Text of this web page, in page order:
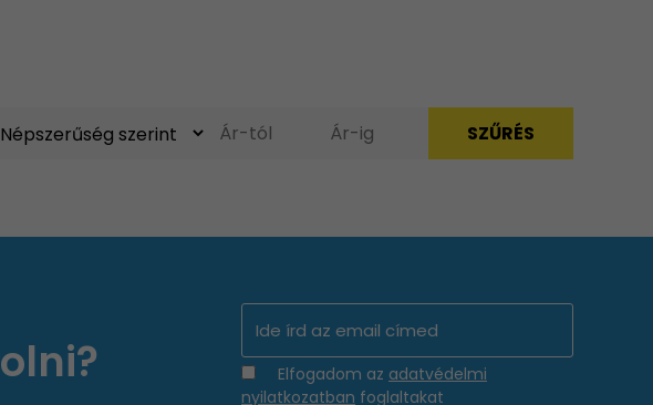
Elfogadom az adatvédelmi
nyilatkozatban foglaltakat